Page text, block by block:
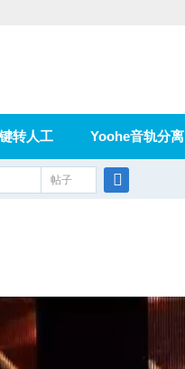
转人工 Yoohe音轨分离
在线论坛
帖子